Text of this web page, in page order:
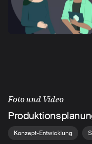
Foto und Video
Konzept-Entwicklung